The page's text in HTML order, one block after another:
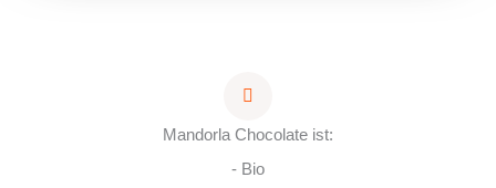
Mandorla Chocolate ist:
- Bio